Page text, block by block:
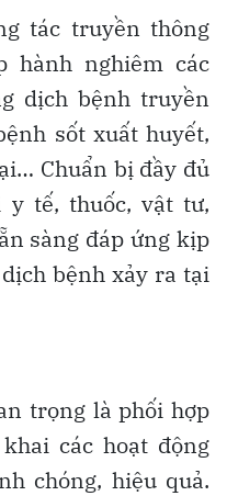
tác truyền thông
hành nghiêm các
dịch bệnh truyền
sốt xuất huyết,
Chuẩn bị đầy đủ
tế, thuốc, vật tư,
sàng đáp ứng kịp
bệnh xảy ra tại
trọng là phối hợp
các hoạt động
chóng, hiệu quả.